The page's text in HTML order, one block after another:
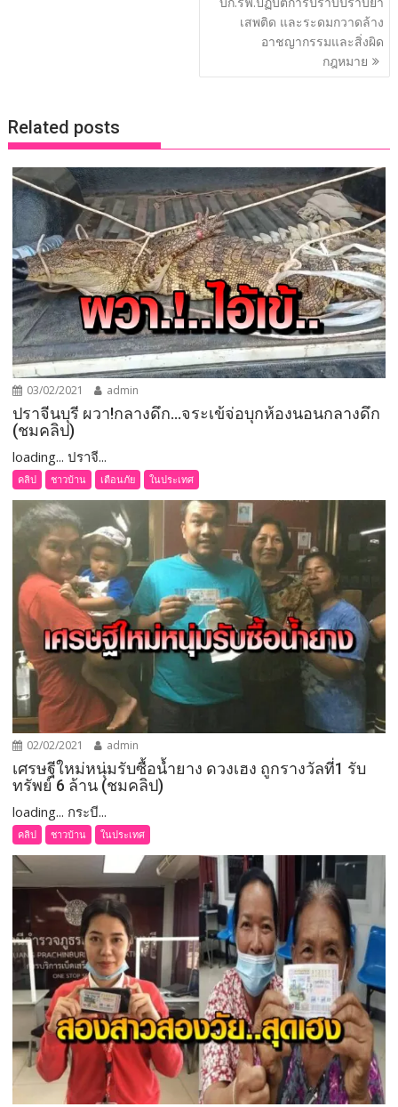
เสพติด และระดมกวาดล้าง
อาชญากรรมและสิ่งผิด
กฎหมาย
Related posts
03/02/2021 admin
ปราจีนบุรี ผวา!กลางดึก…จระเข้จ่อบุกห้องนอนกลางดึก
(ชมคลิป)
loading... ปราจี...
คลิป ชาวบ้าน เตือนภัย ในประเทศ
02/02/2021 admin
เศรษฐีใหม่หนุ่มรับซื้อน้ำยาง ดวงเฮง ถูกรางวัลที่1 รับ
ทรัพย์ 6 ล้าน (ชมคลิป)
loading... กระบี...
คลิป ชาวบ้าน ในประเทศ